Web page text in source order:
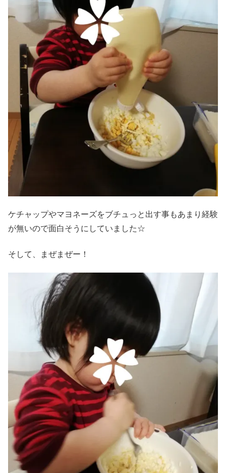
ケチャップやマヨネーズをブチュっと出す事もあまり経験
が無いので面白そうにしていました☆
そして、まぜまぜー！